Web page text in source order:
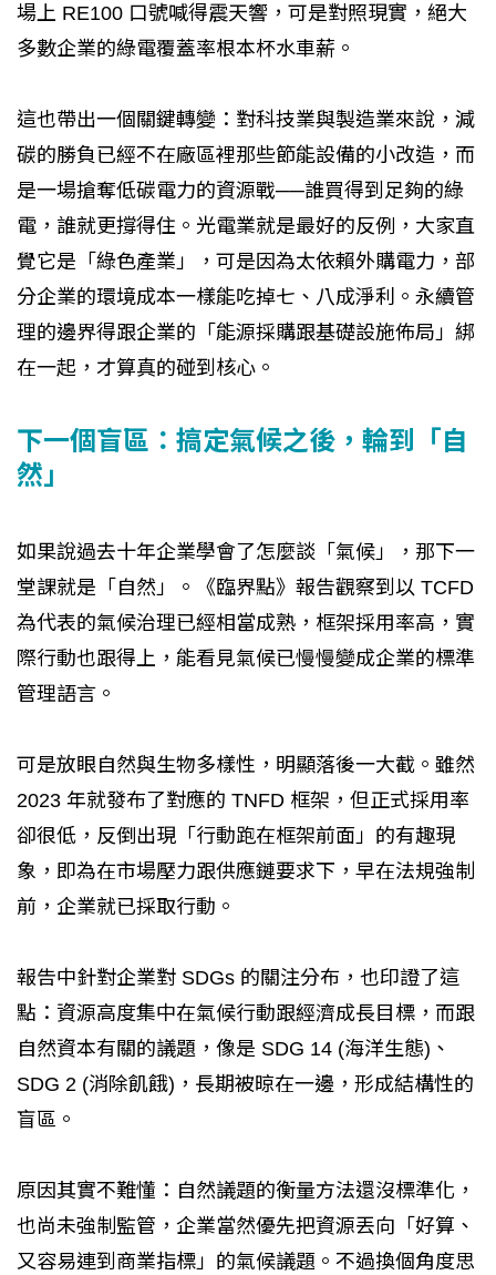
場上 RE100 口號喊得震天響，可是對照現實，絕大
多數企業的綠電覆蓋率根本杯水車薪。
這也帶出一個關鍵轉變：對科技業與製造業來說，減
碳的勝負已經不在廠區裡那些節能設備的小改造，而
是一場搶奪低碳電力的資源戰──誰買得到足夠的綠
電，誰就更撐得住。光電業就是最好的反例，大家直
覺它是「綠色產業」，可是因為太依賴外購電力，部
分企業的環境成本一樣能吃掉七、八成淨利。永續管
理的邊界得跟企業的「能源採購跟基礎設施佈局」綁
在一起，才算真的碰到核心。
下一個盲區：搞定氣候之後，輪到「自
然」
如果說過去十年企業學會了怎麼談「氣候」，那下一
堂課就是「自然」。《臨界點》報告觀察到以 TCFD
為代表的氣候治理已經相當成熟，框架採用率高，實
際行動也跟得上，能看見氣候已慢慢變成企業的標準
管理語言。
可是放眼自然與生物多樣性，明顯落後一大截。雖然
2023 年就發布了對應的 TNFD 框架，但正式採用率
卻很低，反倒出現「行動跑在框架前面」的有趣現
象，即為在市場壓力跟供應鏈要求下，早在法規強制
前，企業就已採取行動。
報告中針對企業對 SDGs 的關注分布，也印證了這
點：資源高度集中在氣候行動跟經濟成長目標，而跟
自然資本有關的議題，像是 SDG 14 (海洋生態)、
SDG 2 (消除飢餓)，長期被晾在一邊，形成結構性的
盲區。
原因其實不難懂：自然議題的衡量方法還沒標準化，
也尚未強制監管，企業當然優先把資源丟向「好算、
又容易連到商業指標」的氣候議題。不過換個角度思